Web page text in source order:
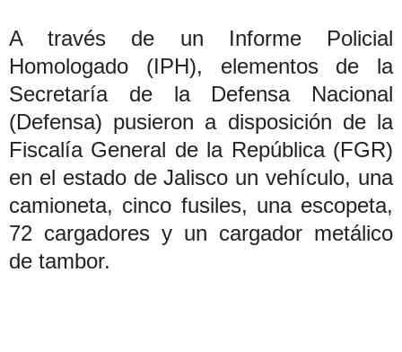
A través de un Informe Policial
Homologado (IPH), elementos de la
Secretaría de la Defensa Nacional
(Defensa) pusieron a disposición de la
Fiscalía General de la República (FGR)
en el estado de Jalisco un vehículo, una
camioneta, cinco fusiles, una escopeta,
72 cargadores y un cargador metálico
de tambor.